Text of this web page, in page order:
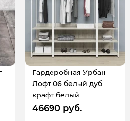
Гардеробная Урбан
Лофт 06 белый дуб
крафт белый
46690 руб.